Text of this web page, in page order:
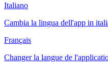
Italiano
Cambia la lingua dell'app in
Français
Changer la langue de